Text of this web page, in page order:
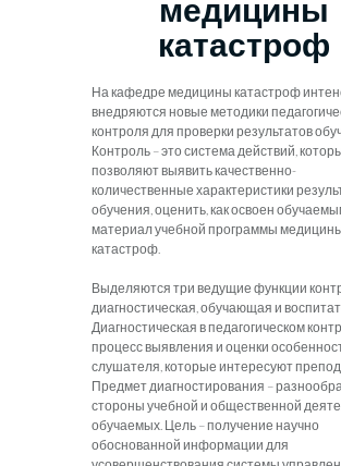
медицины
катастроф
На кафедре медицины катастроф
внедряются новые методики
контроля для проверки результатов
Контроль – это система действий,
позволяют выявить качественно-
количественные характеристики
обучения, оценить, как освоен
материал учебной программы
катастроф.
Выделяются три ведущие функции
диагностическая, обучающая и
Диагностическая в педагогическом
процесс выявления и оценки
слушателя, которые интересуют
Предмет диагностирования –
стороны учебной и общественной
обучаемых. Цель – получение научно
обоснованной информации для